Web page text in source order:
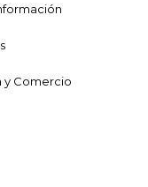
y Comercio